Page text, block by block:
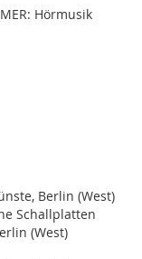
Hörmusik
Berlin (West)
Schallplatten
(West)